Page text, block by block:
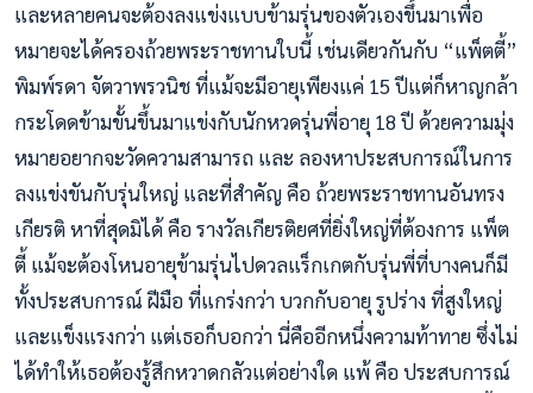
และหลายคนจะต้องลงแข่งแบบข้ามรุ่นของตัวเองขึ้นมาเพื่อ
หมายจะได้ครองถ้วยพระราชทานใบนี้ เช่นเดียวกันกับ “แพ็ตตี้”
พิมพ์รดา จัตวาพรวนิช ที่แม้จะมีอายุเพียงแค่ 15 ปีแต่ก็หาญกล้า
กระโดดข้ามขั้นขึ้นมาแข่งกับนักหวดรุ่นพี่อายุ 18 ปี ด้วยความมุ่ง
หมายอยากจะวัดความสามารถ และ ลองหาประสบการณ์ในการ
ลงแข่งขันกับรุ่นใหญ่ และที่สำคัญ คือ ถ้วยพระราชทานอันทรง
เกียรติ หาที่สุดมิได้ คือ รางวัลเกียรติยศที่ยิ่งใหญ่ที่ต้องการ แพ็ต
ตี้ แม้จะต้องโหนอายุข้ามรุ่นไปดวลแร็กเกตกับรุ่นพี่ที่บางคนก็มี
ทั้งประสบการณ์ ฝีมือ ที่แกร่งกว่า บวกกับอายุ รูปร่าง ที่สูงใหญ่
และแข็งแรงกว่า แต่เธอก็บอกว่า นี่คืออีกหนึ่งความท้าทาย ซึ่งไม่
ได้ทำให้เธอต้องรู้สึกหวาดกลัวแต่อย่างใด แพ้ คือ ประสบการณ์